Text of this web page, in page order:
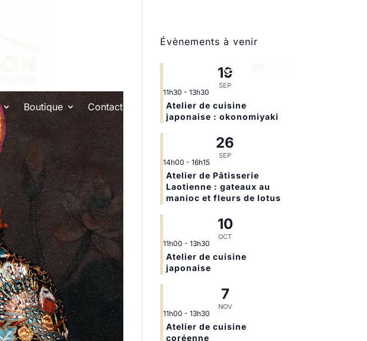
Boutique Contact
Évènements à venir
19
SEP
11h30 - 13h30
Atelier de cuisine
japonaise : okonomiyaki
26
SEP
14h00 - 16h15
Atelier de Pâtisserie
Laotienne : gateaux au
manioc et fleurs de lotus
10
OCT
11h00 - 13h30
Atelier de cuisine
japonaise
7
NOV
11h00 - 13h30
Atelier de cuisine
coréenne